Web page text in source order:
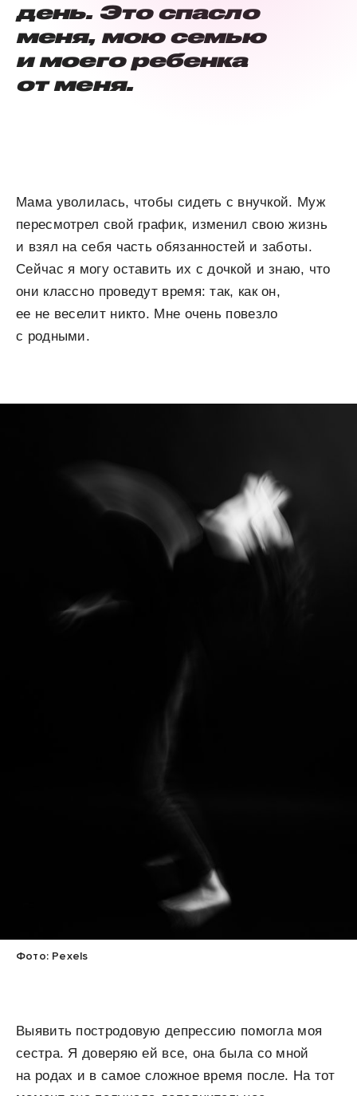
день. Это спасло
меня, мою семью
и моего ребенка
от меня.
Мама уволилась, чтобы сидеть с внучкой. Муж
пересмотрел свой график, изменил свою жизнь
и взял на себя часть обязанностей и заботы.
Сейчас я могу оставить их с дочкой и знаю, что
они классно проведут время: так, как он,
ее не веселит никто. Мне очень повезло
с родными.
Фото: Pexels
Выявить постродовую депрессию помогла моя
сестра. Я доверяю ей все, она была со мной
на родах и в самое сложное время после. На тот